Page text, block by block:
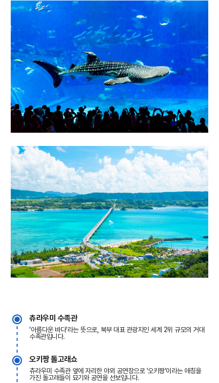
츄라우미 수족관
'아름다운 바다'라는 뜻으로, 북부 대표 관광지인 세계 2위 규모의 거대
수족관입니다.
오키짱 돌고래쇼
츄라우미 수족관 옆에 자리한 야외 공연장으로 '오키짱'이라는 애칭을
가진 돌고래들이 묘기와 공연을 선보입니다.